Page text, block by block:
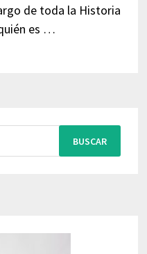
de toda la Historia
es …